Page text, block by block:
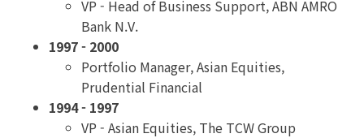
VP - Head of Business Support, ABN AMRO
Bank N.V.
1997 - 2000
Portfolio Manager, Asian Equities,
Prudential Financial
1994 - 1997
VP - Asian Equities, The TCW Group